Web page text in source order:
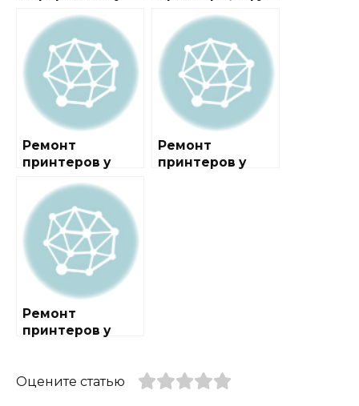
Ремонт
принтеров у
Ремонт
принтеров у
Ремонт
принтеров у
кая
Оцените статью